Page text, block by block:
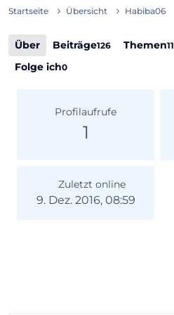
Startseite Übersicht Habiba06
Über Beiträge126 Themen11
Folge ich0
Profilaufrufe
1
Zuletzt online
9. Dez. 2016, 08:59